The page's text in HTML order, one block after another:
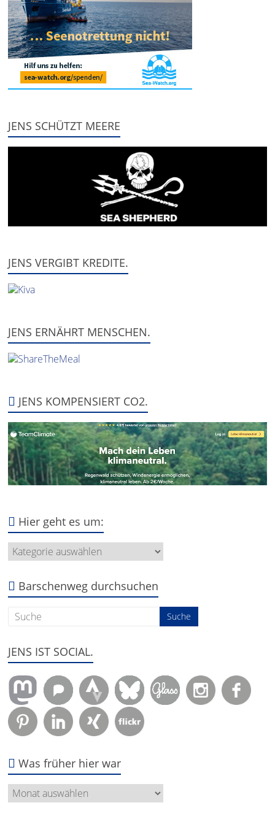
JENS SCHÜTZT MEERE
JENS VERGIBT KREDITE.
JENS ERNÄHRT MENSCHEN.
JENS KOMPENSIERT CO2.
Hier geht es um:
Hier
geht
um:Barschenweg durchsuchen
JENS IST SOCIAL.
Was früher hier war
Was
früher